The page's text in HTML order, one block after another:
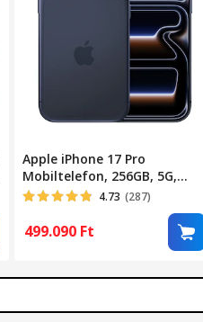
Apple iPhone 17 Pro
Mobiltelefon, 256GB, 5G,
Mélykék
4.73 (287)
499.090 Ft